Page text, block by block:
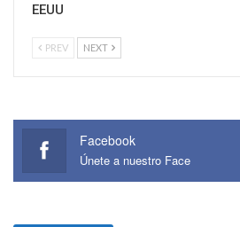
EEUU
PREV NEXT
Facebook
Únete a nuestro Face